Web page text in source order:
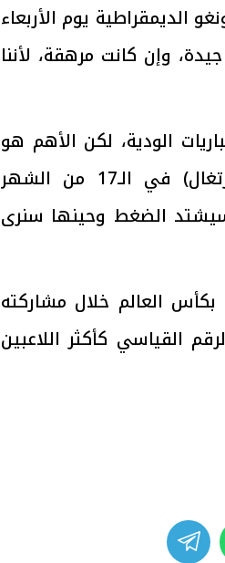
الديمقراطية يوم الأربعاء
وإن كانت مرهقة، لأننا
الودية، لكن الأهم هو
انطلاق البطولة رسميا (بالنسبة للبرتغال) في الـ17 من الشهر
سيشتد الضغط وحينها سنرى
العالم خلال مشاركته
القياسي كأكثر اللاعبين